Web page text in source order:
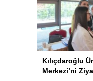
Kılıçdaroğlu
Merkezi’ni